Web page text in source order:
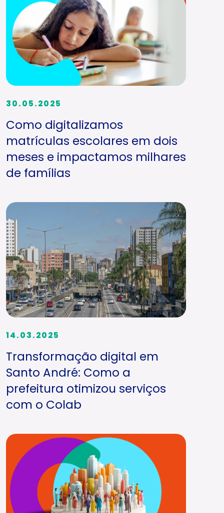
30.05.2025
Como digitalizamos
matrículas escolares em dois
meses e impactamos milhares
de famílias
14.03.2025
Transformação digital em
Santo André: Como a
prefeitura otimizou serviços
com o Colab